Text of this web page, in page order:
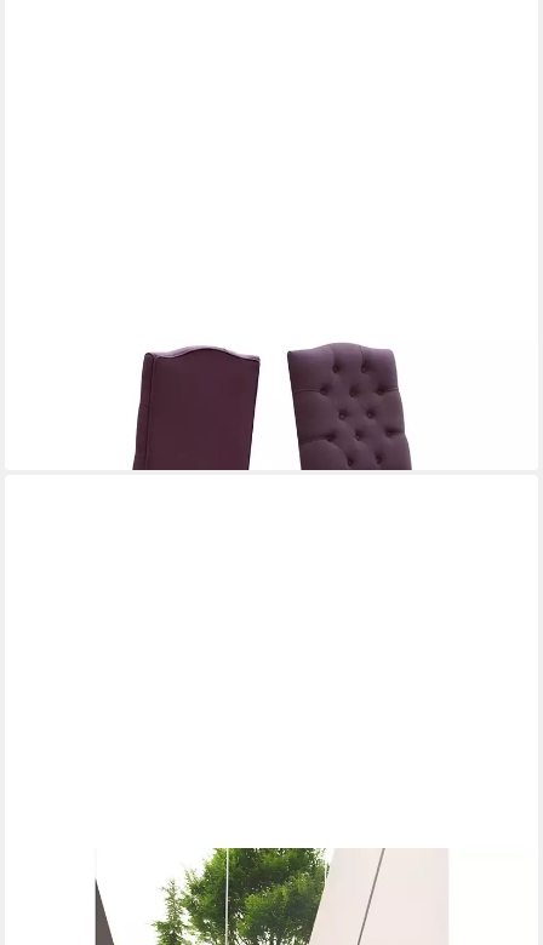
für Veranstaltungen, Hergestellt in Europa
510,00 €
lieferbar in 9 Wochen
XLMOEBEL
Polsterstuhl Moderner roter Polsterstuhl für Veranstaltungen
und Firmenfeiern, Hergestellt in Europa